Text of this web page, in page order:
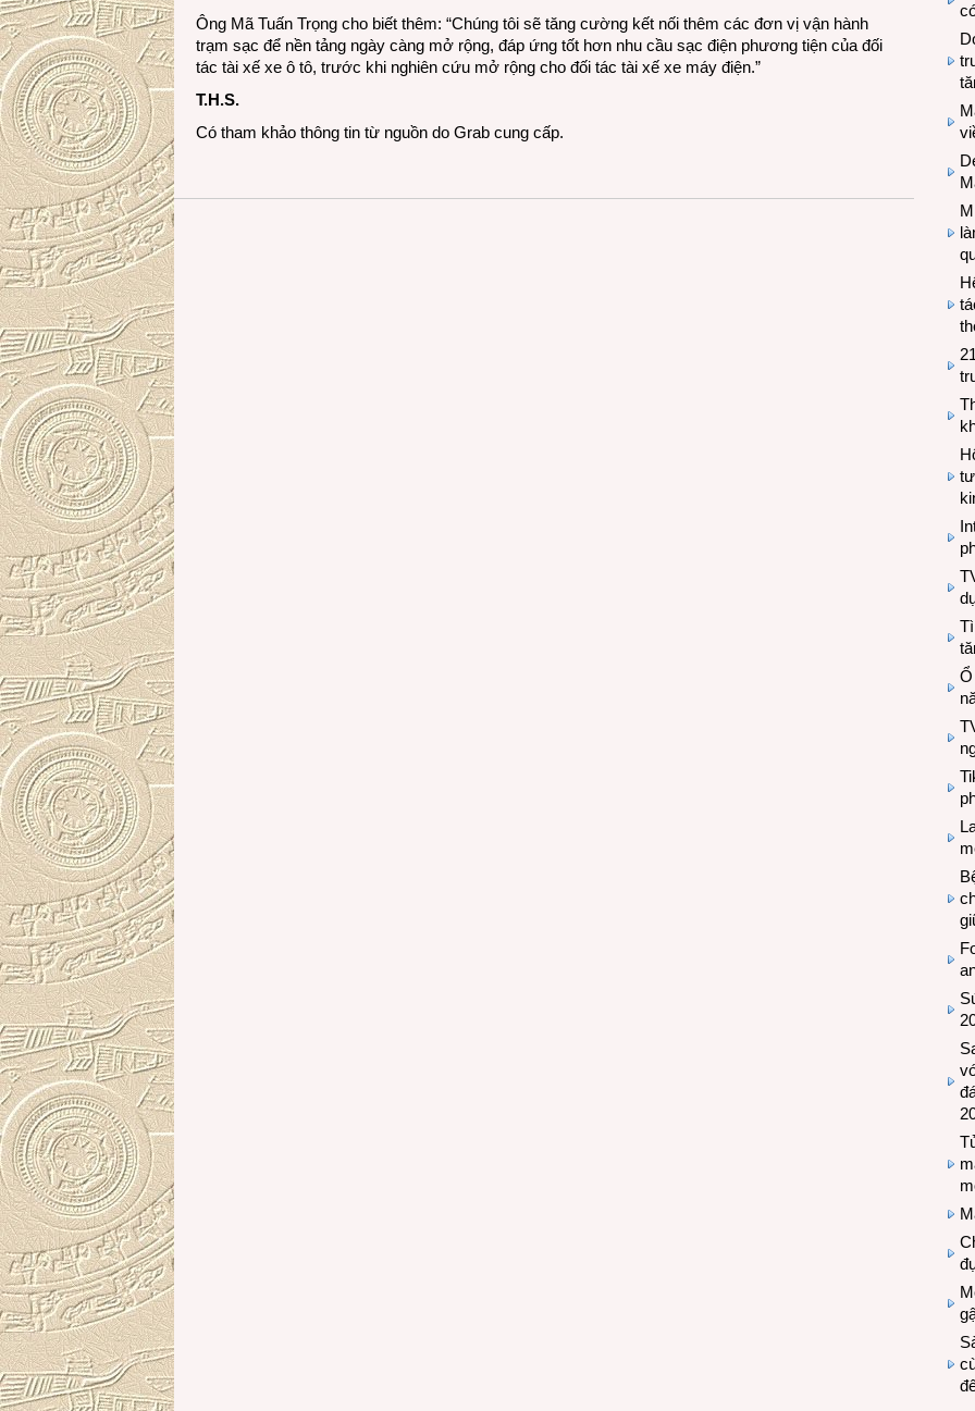
Ông Mã Tuấn Trọng cho biết thêm: “Chúng tôi sẽ tăng cường kết nối thêm các đơn vị vận hành
trạm sạc để nền tảng ngày càng mở rộng, đáp ứng tốt hơn nhu cầu sạc điện phương tiện của đối
tác tài xế xe ô tô, trước khi nghiên cứu mở rộng cho đối tác tài xế xe máy điện.”
T.H.S.
Có tham khảo thông tin từ nguồn do Grab cung cấp.